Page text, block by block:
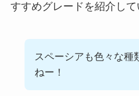
すすめグレードを紹介して
スペーシアも色々な種
ねー！